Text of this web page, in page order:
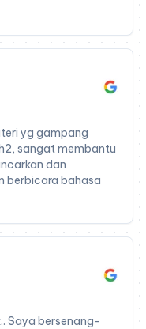
yg gampang
sangat membantu
dan
berbicara bahasa
Saya bersenang-